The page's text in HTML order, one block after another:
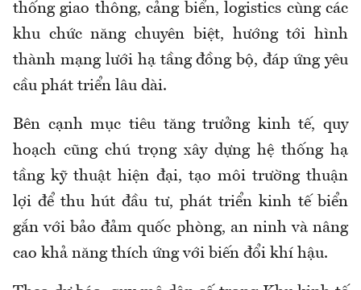
thống giao thông, cảng biển, logistics cùng các
khu chức năng chuyên biệt, hướng tới hình
thành mạng lưới hạ tầng đồng bộ, đáp ứng yêu
cầu phát triển lâu dài.
Bên cạnh mục tiêu tăng trưởng kinh tế, quy
hoạch cũng chú trọng xây dựng hệ thống hạ
tầng kỹ thuật hiện đại, tạo môi trường thuận
lợi để thu hút đầu tư, phát triển kinh tế biển
gắn với bảo đảm quốc phòng, an ninh và nâng
cao khả năng thích ứng với biến đổi khí hậu.